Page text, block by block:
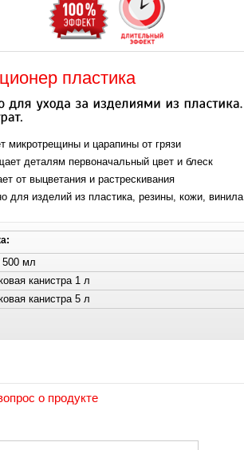
пластика
микротрещины и царапины от грязи
деталям первоначальный цвет и блеск
от выцветания и растрескивания
для изделий из пластика, резины, кожи, винила
500 мл
канистра 1 л
канистра 5 л
о продукте